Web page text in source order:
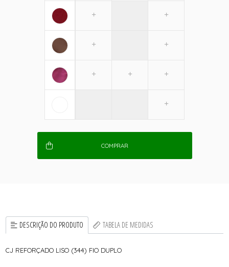
COMPRAR
DESCRIÇÃO DO PRODUTO TABELA DE MEDIDAS
CJ REFORÇADO LISO (344) FIO DUPLO